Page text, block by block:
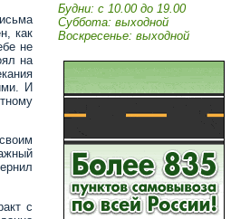
как
не
на
И
с
Будни: с 10.00 до 19.00
Суббота: выходной
Воскресенье: выходной